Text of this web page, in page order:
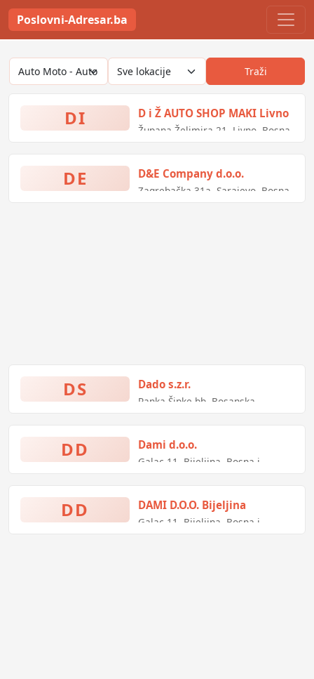
Poslovni-Adresar.ba
Traži
DI D i Ž AUTO SHOP MAKI Livno
Župana Želimira 21, Livno, Bosna
DE D&E Company d.o.o.
Zagrebačka 31a, Sarajevo, Bosna
DS Dado s.z.r.
Ranka Šipke bb, Bosanska
DD Dami d.o.o.
Galac 11, Bijeljina, Bosna i
DD DAMI D.O.O. Bijeljina
Galac 11, Bijeljina, Bosna i